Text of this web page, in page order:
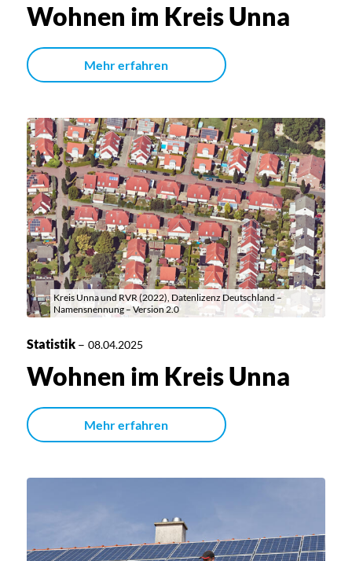
Wohnen im Kreis Unna
Mehr erfahren
Kreis Unna und RVR (2022), Datenlizenz Deutschland –
Namensnennung – Version 2.0
Statistik– 08.04.2025
Wohnen im Kreis Unna
Mehr erfahren